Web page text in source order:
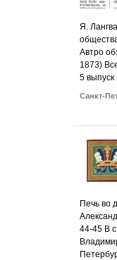
Я.
Автро
1873)
5 выпуск
Санкт-
Печь во
44-45 В